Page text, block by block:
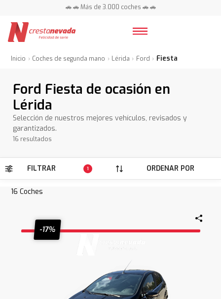
📍 Centros en toda España ⭐
📍 Centros en toda España ⭐
Inicio Coches de segunda mano Lérida Ford Fiesta
Ford Fiesta de ocasión en
Lérida
Selección de nuestros mejores vehículos, revisados y
garantizados.
16 resultados
FILTRAR 1 ORDENAR POR
16 Coches
-17%